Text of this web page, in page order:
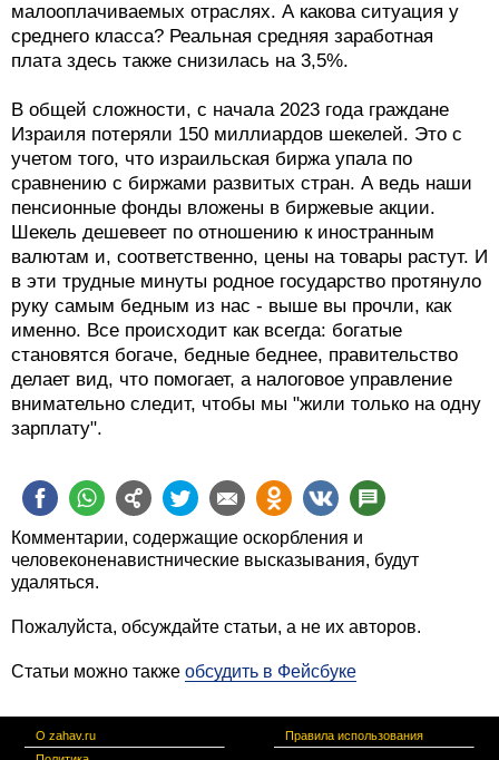
малооплачиваемых отраслях. А какова ситуация у
среднего класса? Реальная средняя заработная
плата здесь также снизилась на 3,5%.
В общей сложности, с начала 2023 года граждане
Израиля потеряли 150 миллиардов шекелей. Это с
учетом того, что израильская биржа упала по
сравнению с биржами развитых стран. А ведь наши
пенсионные фонды вложены в биржевые акции.
Шекель дешевеет по отношению к иностранным
валютам и, соответственно, цены на товары растут. И
в эти трудные минуты родное государство протянуло
руку самым бедным из нас - выше вы прочли, как
именно. Все происходит как всегда: богатые
становятся богаче, бедные беднее, правительство
делает вид, что помогает, а налоговое управление
внимательно следит, чтобы мы "жили только на одну
зарплату".
Комментарии, содержащие оскорбления и
человеконенавистнические высказывания, будут
удаляться.
Пожалуйста, обсуждайте статьи, а не их авторов.
Статьи можно также обсудить в Фейсбуке
О zahav.ru
Правила использования